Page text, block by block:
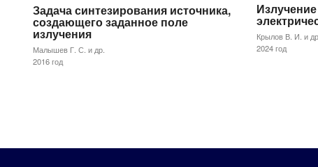
Задача синтезирования источника,
создающего заданное поле
излучения
Малышев Г. С. и др.
2016 год
Крылов В. И. и др.
2024 год